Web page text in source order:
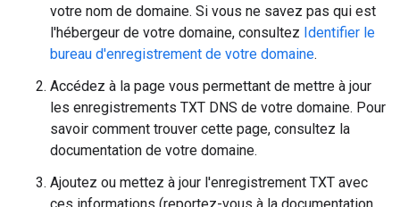
votre nom de domaine. Si vous ne savez pas qui est
l'hébergeur de votre domaine, consultez Identifier le
bureau d'enregistrement de votre domaine.
Accédez à la page vous permettant de mettre à jour
les enregistrements TXT DNS de votre domaine. Pour
savoir comment trouver cette page, consultez la
documentation de votre domaine.
Ajoutez ou mettez à jour l'enregistrement TXT avec